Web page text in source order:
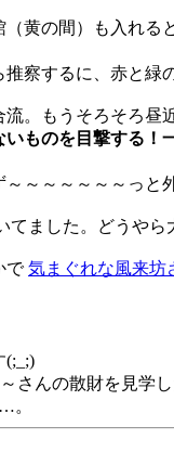
黄の間）も入れる
察するに、赤と緑
。もうそろそろ昼
ものを目撃する！
～～～～～～っと
てました。どうや
で気まぐれな風来坊
(;_;)
さんの散財を見学し
。